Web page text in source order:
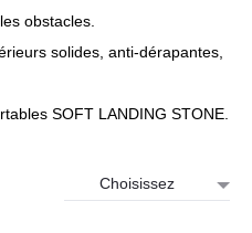
obstacles.
solides, anti-dérapantes,
SOFT LANDING STONE.